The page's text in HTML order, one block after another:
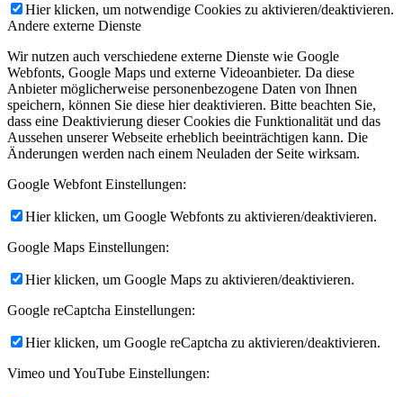
Hier klicken, um notwendige Cookies zu aktivieren/deaktivieren.
Andere externe Dienste
Wir nutzen auch verschiedene externe Dienste wie Google
Webfonts, Google Maps und externe Videoanbieter. Da diese
Anbieter möglicherweise personenbezogene Daten von Ihnen
speichern, können Sie diese hier deaktivieren. Bitte beachten Sie,
dass eine Deaktivierung dieser Cookies die Funktionalität und das
Aussehen unserer Webseite erheblich beeinträchtigen kann. Die
Änderungen werden nach einem Neuladen der Seite wirksam.
Google Webfont Einstellungen:
Hier klicken, um Google Webfonts zu aktivieren/deaktivieren.
Google Maps Einstellungen:
Hier klicken, um Google Maps zu aktivieren/deaktivieren.
Google reCaptcha Einstellungen:
Hier klicken, um Google reCaptcha zu aktivieren/deaktivieren.
Vimeo und YouTube Einstellungen: